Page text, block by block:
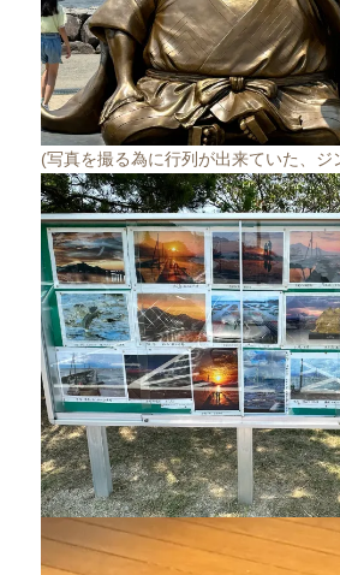
(写真を撮る為に行列が出来ていた、ジ